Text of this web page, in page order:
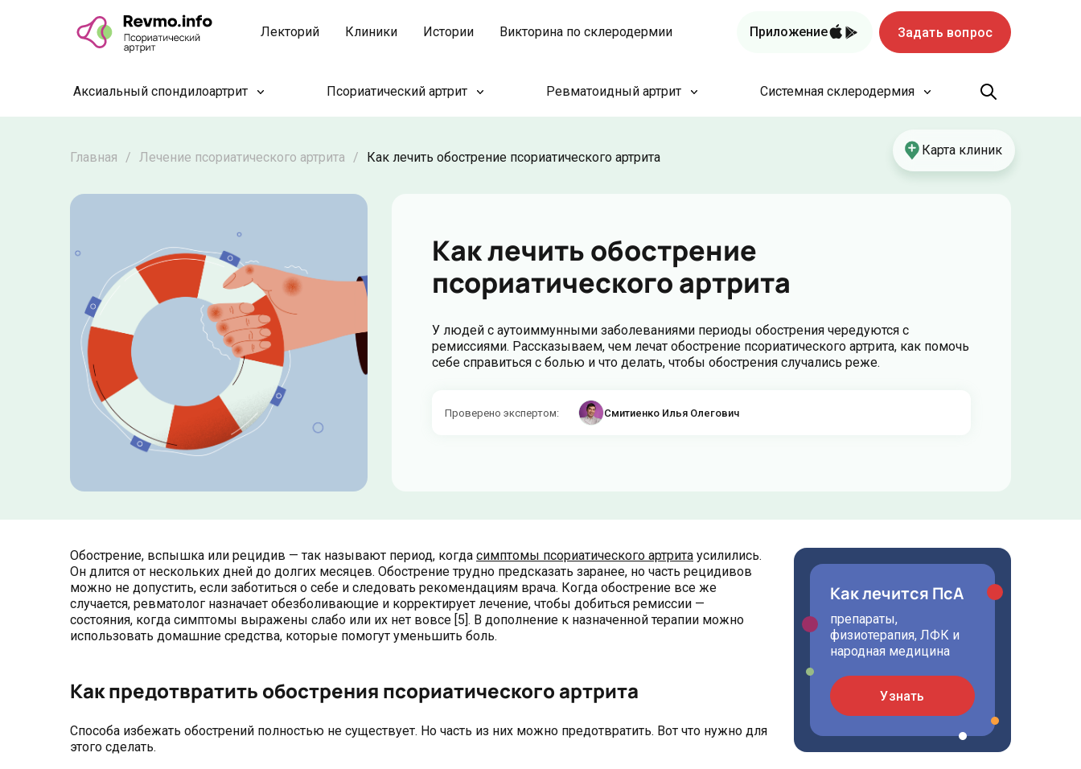
Лекторий Клиники Истории Викторина по склеродермии Приложение Задать вопрос
Аксиальный спондилоартрит Псориатический артрит Ревматоидный артрит Системная склеродермия
Карта клиник
Главная / Лечение псориатического артрита / Как лечить обострение псориатического артрита
Как лечить обострение
псориатического артрита
У людей с аутоиммунными заболеваниями периоды обострения чередуются с
ремиссиями. Рассказываем, чем лечат обострение псориатического артрита, как помочь
себе справиться с болью и что делать, чтобы обострения случались реже.
Проверено экспертом: Смитиенко Илья Олегович
Обострение, вспышка или рецидив — так называют период, когда симптомы псориатического артрита усилились.
Он длится от нескольких дней до долгих месяцев. Обострение трудно предсказать заранее, но часть рецидивов
можно не допустить, если заботиться о себе и следовать рекомендациям врача. Когда обострение все же
случается, ревматолог назначает обезболивающие и корректирует лечение, чтобы добиться ремиссии —
состояния, когда симптомы выражены слабо или их нет вовсе [5]. В дополнение к назначенной терапии можно
использовать домашние средства, которые помогут уменьшить боль.
Как предотвратить обострения псориатического артрита
Способа избежать обострений полностью не существует. Но часть из них можно предотвратить. Вот что нужно для
этого сделать.
Как лечится ПсА
препараты,
физиотерапия, ЛФК и
народная медицина
Узнать